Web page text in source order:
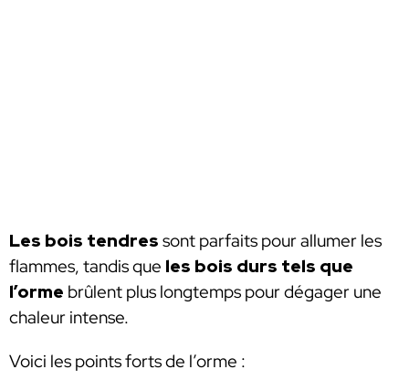
Les bois tendres sont parfaits pour allumer les
flammes, tandis que les bois durs tels que
l’orme brûlent plus longtemps pour dégager une
chaleur intense.
Voici les points forts de l’orme :